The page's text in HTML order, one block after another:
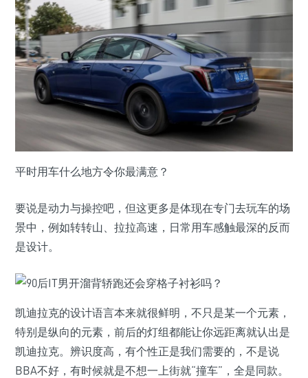
平时用车什么地方令你最满意？
要说是动力与操控吧，但这更多是体现在专门去玩车的场
景中，例如转转山、拉拉高速，日常用车感触最深的反而
是设计。
凯迪拉克的设计语言本来就很鲜明，不只是某一个元素，
特别是纵向的元素，前后的灯组都能让你远距离就认出是
凯迪拉克。辨识度高，有个性正是我们需要的，不是说
BBA不好，有时候就是不想一上街就“撞车”，全是同款。